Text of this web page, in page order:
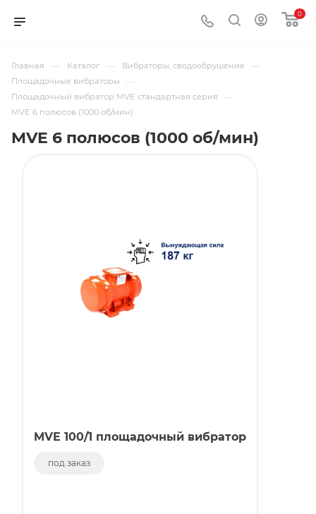
0
Главная — Каталог — Вибраторы, сводообрушение —
Площадочные вибраторы —
Площадочный вибратор MVE стандартная серия —
MVE 6 полюсов (1000 об/мин)
MVE 6 полюсов (1000 об/мин)
MVE 100/1 площадочный вибратор
под заказ